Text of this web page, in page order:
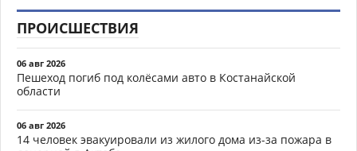
ПРОИСШЕСТВИЯ
06 авг 2026
Пешеход погиб под колёсами авто в Костанайской
области
06 авг 2026
14 человек эвакуировали из жилого дома из-за пожара в